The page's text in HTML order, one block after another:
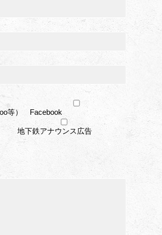
等） Facebook
地下鉄アナウンス広告